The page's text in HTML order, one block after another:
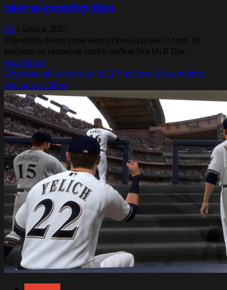
první
v
Xbox
Game
Pass
také na konzolích Xbox
Jiří 1 února, 2021
Včerejším dnem jsme vám přinesli zprávu o tom, že
bychom se skutečně mohli dočkat hry MLB The...
Read MoreRead
more
about
Konec
spekulacím.
MLB
The
Show
21
oficiálně
také
na
konzolích
Xbox
Chytněte pálku do ruky, MLB The Show 21 se možná
dostane na Xbox